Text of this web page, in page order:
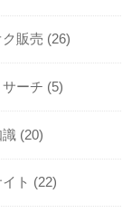
販売 (26)
ーチ (5)
識 (20)
ト (22)